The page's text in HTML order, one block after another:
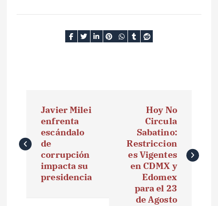
v
Javier Milei
enfrenta
escándalo
de
corrupción
impacta su
presidencia
Hoy No
Circula
Sabatino:
Restriccion
es Vigentes
en CDMX y
Edomex
para el 23
de Agosto